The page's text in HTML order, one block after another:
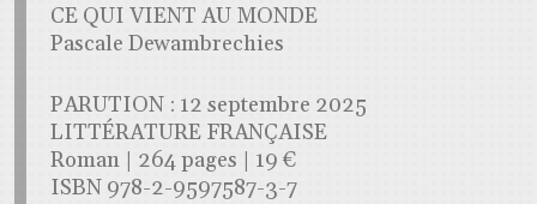
CE QUI VIENT AU MONDE
Pascale Dewambrechies
PARUTION : 12 septembre 2025
LITTÉRATURE FRANÇAISE
Roman | 264 pages | 19 €
ISBN 978-2-9597587-3-7